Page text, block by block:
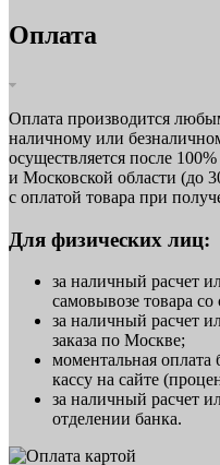
Оплата
Оплата производится
наличному или
осуществляется после
и Московской области (до
с оплатой товара при
Для физических лиц:
за наличный расчет
самовывозе товара
за наличный расчет
заказа по Москве;
моментальная оплата
кассу на сайте
за наличный расчет
отделении банка.